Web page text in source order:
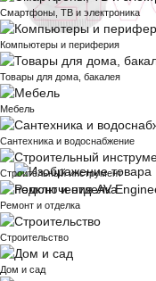
Смартфоны, ТВ и электроника
Компьютеры и периферия
Товары для дома, бакалея
Мебель
Сантехника и водоснабжение
Строительный инструмент
Ремонт и отделка
Строительство
Дом и сад